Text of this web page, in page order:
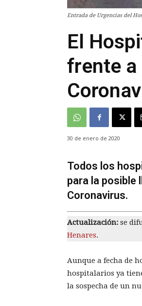
Entrada de Urgencias del
El
frente a
30 de enero de 2020
Todos los
para la posible
Coronavirus.
Actualización: se
Henares.
Aunque a fecha de
hospitalarios ya
la sospecha de un